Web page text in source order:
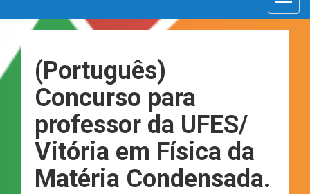
(Português)
Concurso para
professor da UFES/
Vitória em Física da
Matéria Condensada.